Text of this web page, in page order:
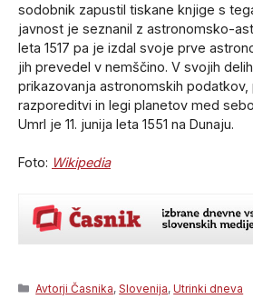
sodobnik zapustil tiskane knjige s
javnost je seznanil z astronomsko-
leta 1517 pa je izdal svoje prve
jih prevedel v nemščino. V svojih
prikazovanja astronomskih
razporeditvi in legi planetov med
Umrl je 11. junija leta 1551 na Dunaju.
Foto: Wikipedia
Categories
Avtorji Časnika,Slovenija,Utrinki dneva